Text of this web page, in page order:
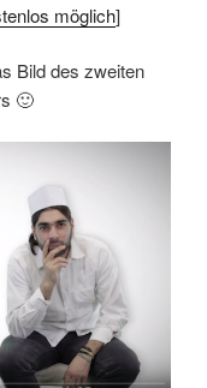
möglich]
Bild des zweiten
🙂